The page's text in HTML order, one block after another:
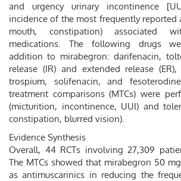
and urgency urinary incontinence
incidence of the most frequently reported
mouth, constipation) associated
medications. The following drugs
addition to mirabegron: darifenacin,
release (IR) and extended release
trospium, solifenacin, and
treatment comparisons (MTCs) were
(micturition, incontinence, UUI) and
constipation, blurred vision).
Evidence Synthesis
Overall, 44 RCTs involving 27,309
The MTCs showed that mirabegron 50
as antimuscarinics in reducing the